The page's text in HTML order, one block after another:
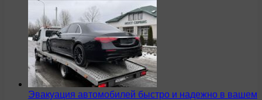
Эвакуация автомобилей быстро и надежно в вашем